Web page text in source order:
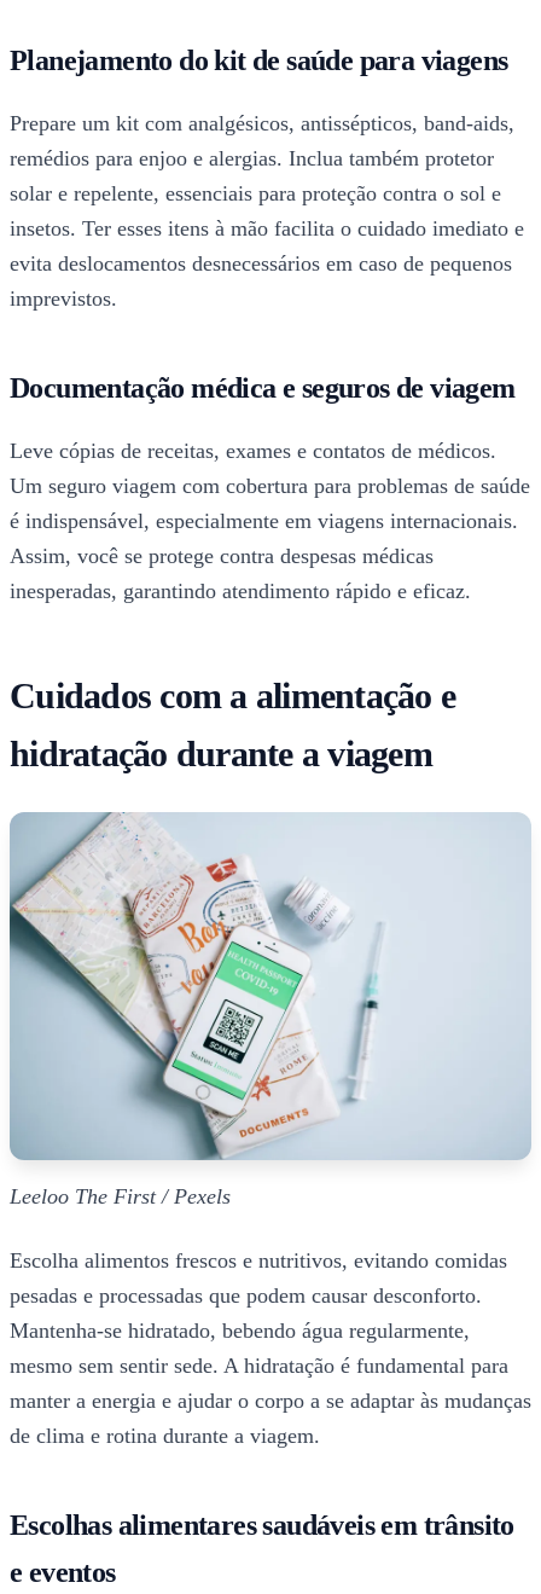
Planejamento do kit de saúde para viagens
Prepare um kit com analgésicos, antissépticos, band-aids,
remédios para enjoo e alergias. Inclua também protetor
solar e repelente, essenciais para proteção contra o sol e
insetos. Ter esses itens à mão facilita o cuidado imediato e
evita deslocamentos desnecessários em caso de pequenos
imprevistos.
Documentação médica e seguros de viagem
Leve cópias de receitas, exames e contatos de médicos.
Um seguro viagem com cobertura para problemas de saúde
é indispensável, especialmente em viagens internacionais.
Assim, você se protege contra despesas médicas
inesperadas, garantindo atendimento rápido e eficaz.
Cuidados com a alimentação e
hidratação durante a viagem
Leeloo The First / Pexels
Escolha alimentos frescos e nutritivos, evitando comidas
pesadas e processadas que podem causar desconforto.
Mantenha-se hidratado, bebendo água regularmente,
mesmo sem sentir sede. A hidratação é fundamental para
manter a energia e ajudar o corpo a se adaptar às mudanças
de clima e rotina durante a viagem.
Escolhas alimentares saudáveis em trânsito
e eventos